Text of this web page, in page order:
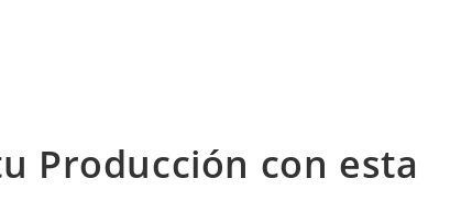
Producción con esta